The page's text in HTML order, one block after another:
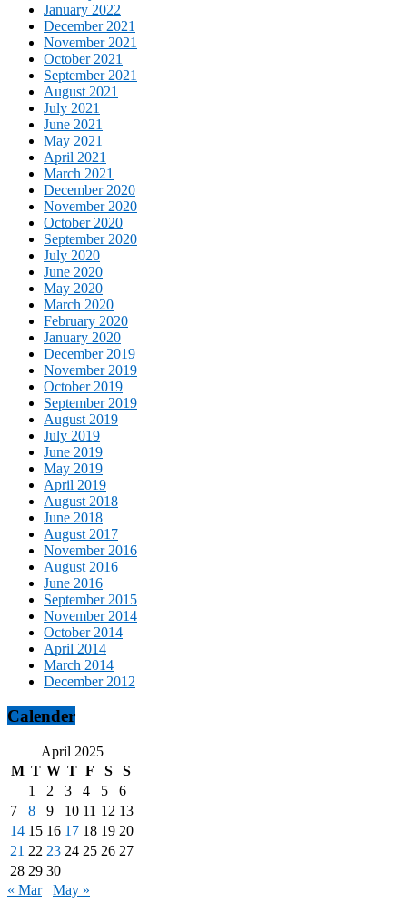
January 2022
December 2021
November 2021
October 2021
September 2021
August 2021
July 2021
June 2021
May 2021
April 2021
March 2021
December 2020
November 2020
October 2020
September 2020
July 2020
June 2020
May 2020
March 2020
February 2020
January 2020
December 2019
November 2019
October 2019
September 2019
August 2019
July 2019
June 2019
May 2019
April 2019
August 2018
June 2018
August 2017
November 2016
August 2016
June 2016
September 2015
November 2014
October 2014
April 2014
March 2014
December 2012
Calender
April 2025
M T W T F S
S
1
2 3 4 5
6
7
8 9 10 11 12 13
14 15 16 17 18 19 20
21 22 23 24 25 26 27
28 29 30
« Mar
May »